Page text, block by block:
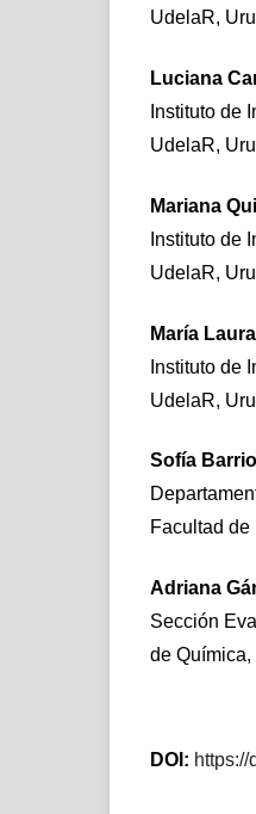
UdelaR,
Luciana
Instituto de
UdelaR,
Mariana
Instituto de
UdelaR,
María
Instituto de
UdelaR,
Sofía
Facultad
Adriana
Sección
de
DOI: